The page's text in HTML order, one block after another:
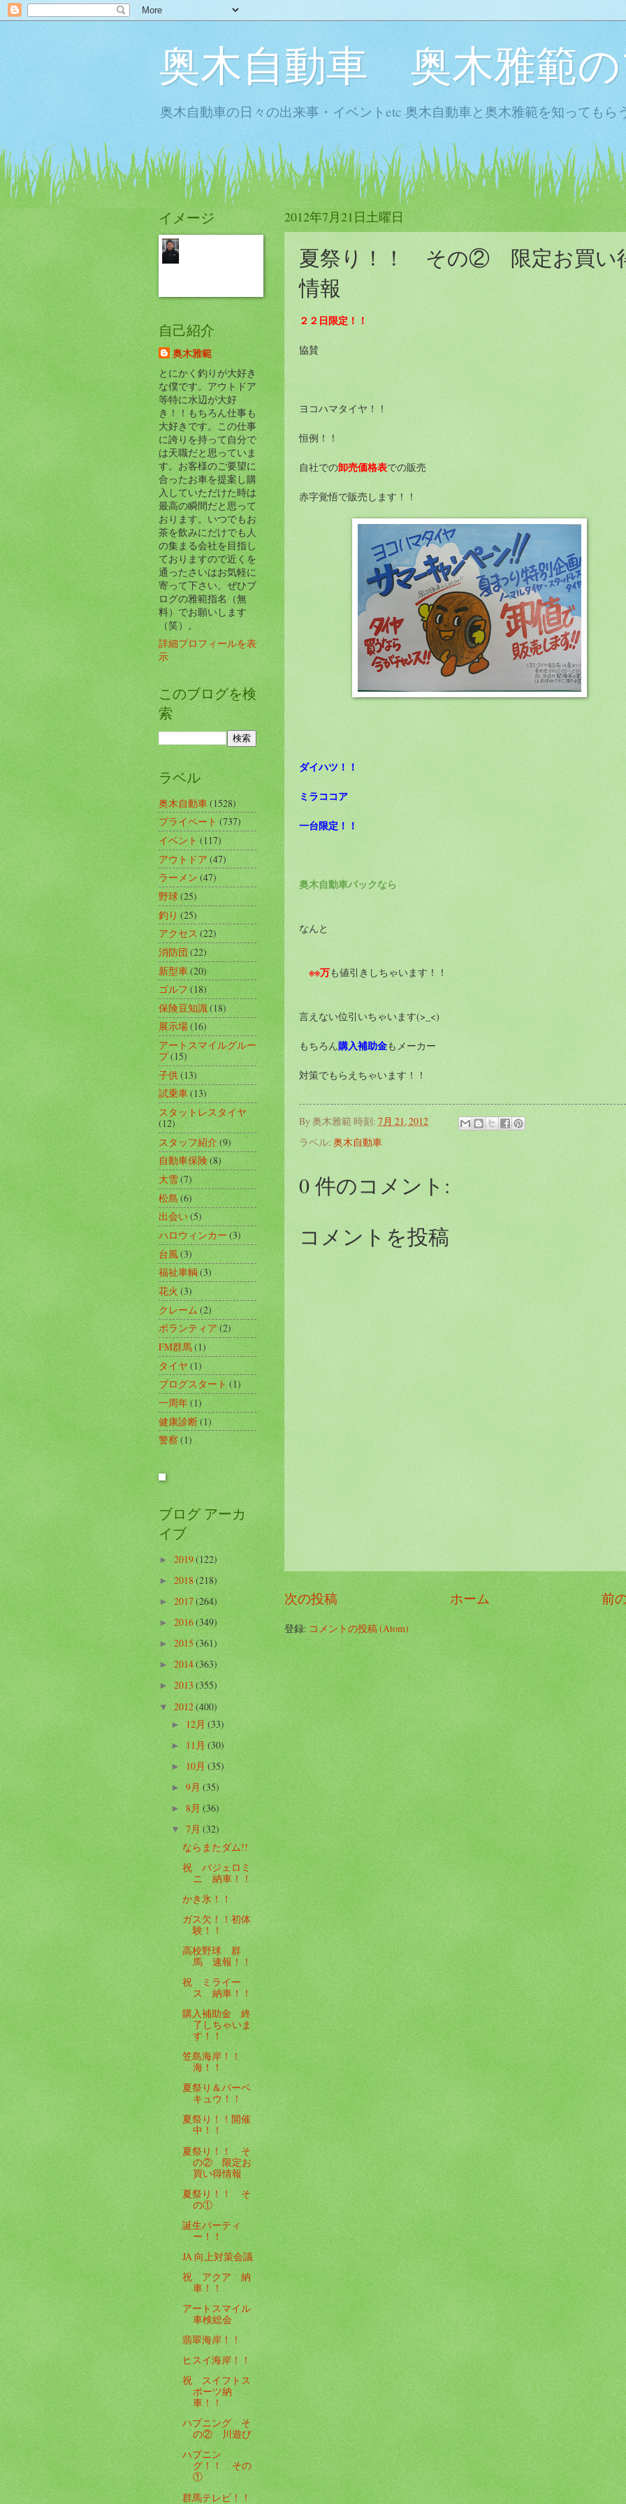
奥木自動車 奥木雅範
奥木自動車の日々の出来事・イベントetc 奥木自動車と奥木雅範を知ってもら
2012年7月21日土曜日
夏祭り！！ その② 限定お買い
情報
２２日限定！！
協賛
ヨコハマタイヤ！！
恒例！！
自社での卸売価格表での販売
赤字覚悟で販売します！！
ダイハツ！！
ミラココア
一台限定！！
奥木自動車パックなら
なんと
※※万も値引きしちゃいます！！
言えない位引いちゃいます(>_<)
もちろん購入補助金もメーカー
対策でもらえちゃいます！！
By 奥木雅範 時刻: 7月 21, 2012
ラベル: 奥木自動車
0 件のコメント:
コメントを投稿
次の投稿 前
ホーム
登録:コメントの投稿 (Atom)
イメージ
自己紹介
奥木雅範
とにかく釣りが大好き
な僕です。アウトドア
等特に水辺が大好
き！！もちろん仕事も
大好きです。この仕事
に誇りを持って自分で
は天職だと思っていま
す。お客様のご要望に
合ったお車を提案し購
入していただけた時は
最高の瞬間だと思って
おります。いつでもお
茶を飲みにだけでも人
の集まる会社を目指し
ておりますので近くを
通ったさいはお気軽に
寄って下さい。ぜひブ
ログの雅範指名（無
料）でお願いします
（笑）。
詳細プロフィールを表
示
このブログを検
索
ラベル
奥木自動車(1528)
プライベート(737)
イベント(117)
アウトドア(47)
ラーメン(47)
野球(25)
釣り(25)
アクセス(22)
消防団(22)
新型車(20)
ゴルフ(18)
保険豆知識(18)
展示場(16)
アートスマイルグルー
プ(15)
子供(13)
試乗車(13)
スタットレスタイヤ
(12)
スタッフ紹介(9)
自動車保険(8)
大雪(7)
松島 (6)
出会い(5)
ハロウィンカー(3)
台風(3)
福祉車輌(3)
花火(3)
クレーム(2)
ボランティア(2)
FM群馬(1)
タイヤ(1)
ブログスタート(1)
一周年(1)
健康診断(1)
警察(1)
ブログ アーカ
イブ
►2019(122)
► 2018(218)
►2017(264)
►2016(349)
►2015(361)
►2014(363)
►2013(355)
▼2012(400)
►12月(33)
►11月(30)
►10月(35)
►9月(35)
►8月(36)
▼7月(32)
ならまたダム!!
祝 パジェロミ
ニ 納車！！
かき氷！！
ガス欠！！初体
験！！
高校野球 群
馬 速報！！
祝 ミライー
ス 納車！！
購入補助金 終
了しちゃいま
す！！
笠島海岸！！
海！！
夏祭り＆バーベ
キュウ！！
夏祭り！！開催
中！！
夏祭り！！ そ
の② 限定お
買い得情報
夏祭り！！ そ
の①
誕生パーティ
ー！！
JA 向上対策会議
祝 アクア 納
車！！
アートスマイル
車検総会
翡翠海岸！！
ヒスイ海岸！！
祝 スイフトス
ポーツ納
車！！
ハプニング そ
の② 川遊び
ハプニン
グ！！ その
①
群馬テレビ！！